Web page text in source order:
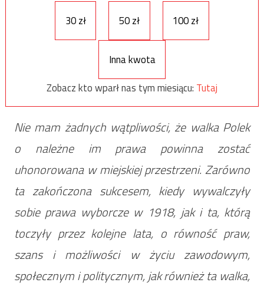
30 zł 50 zł 100 zł
Inna kwota
Zobacz kto wparł nas tym miesiącu: Tutaj
Nie mam żadnych wątpliwości, że walka Polek
o należne im prawa powinna zostać
uhonorowana w miejskiej przestrzeni. Zarówno
ta zakończona sukcesem, kiedy wywalczyły
sobie prawa wyborcze w 1918, jak i ta, którą
toczyły przez kolejne lata, o równość praw,
szans i możliwości w życiu zawodowym,
społecznym i politycznym, jak również ta walka,